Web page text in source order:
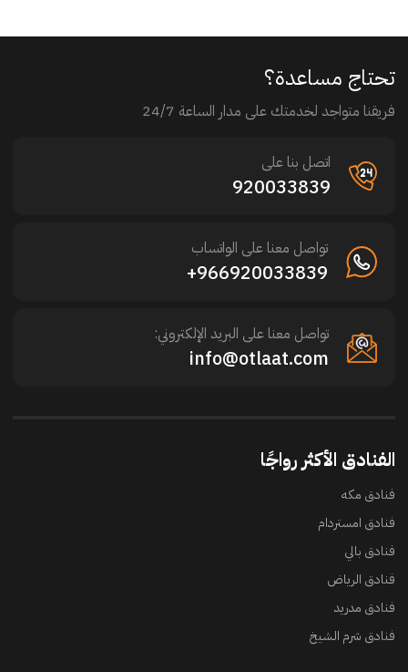
تحتاج مساعدة؟
فريقنا متواجد لخدمتك على مدار الساعة 24/7
اتصل بنا على
920033839
تواصل معنا على الواتساب
966920033839+
تواصل معنا على البريد الإلكتروني:
info@otlaat.com
الفنادق الأكثر رواجًا
فنادق مكه
فنادق امستردام
فنادق بالي
فنادق الرياض
فنادق مدريد
فنادق شرم الشيخ